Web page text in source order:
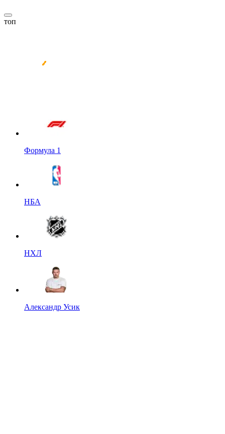
топ
Формула 1
НБА
НХЛ
Александр Усик